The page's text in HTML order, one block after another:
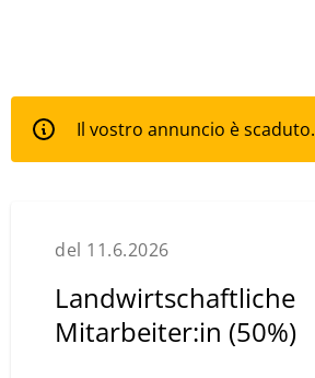
Il vostro annuncio è scaduto.
del 11.6.2026
Landwirtschaftliche
Mitarbeiter:in (50%)